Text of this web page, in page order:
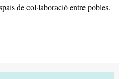
de col·laboració entre pobles.